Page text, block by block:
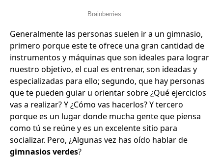
Generalmente las personas suelen ir a un gimnasio,
primero porque este te ofrece una gran cantidad de
instrumentos y máquinas que son ideales para lograr
nuestro objetivo, el cual es entrenar, son ideadas y
especializadas para ello; segundo, que hay personas
que te pueden guiar u orientar sobre ¿Qué ejercicios
vas a realizar? Y ¿Cómo vas hacerlos? Y tercero
porque es un lugar donde mucha gente que piensa
como tú se reúne y es un excelente sitio para
socializar. Pero, ¿Algunas vez has oído hablar de
gimnasios verdes?